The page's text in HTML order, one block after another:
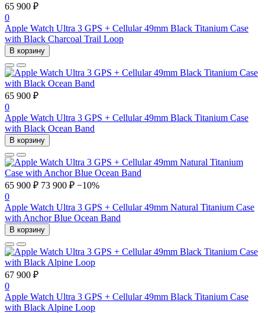
65 900 ₽
0
Apple Watch Ultra 3 GPS + Cellular 49mm Black Titanium Case
with Black Charcoal Trail Loop
В корзину
65 900 ₽
0
Apple Watch Ultra 3 GPS + Cellular 49mm Black Titanium Case
with Black Ocean Band
В корзину
65 900 ₽ 73 900 ₽ −10%
0
Apple Watch Ultra 3 GPS + Cellular 49mm Natural Titanium Case
with Anchor Blue Ocean Band
В корзину
67 900 ₽
0
Apple Watch Ultra 3 GPS + Cellular 49mm Black Titanium Case
with Black Alpine Loop